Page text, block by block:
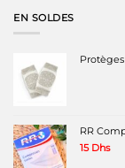
EN SOLDES
RR
15 Dhs